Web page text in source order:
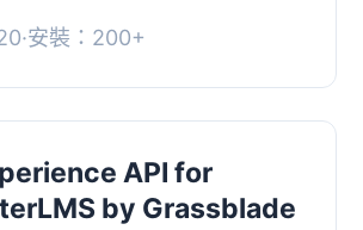
，通過與
xAPI Companion ...
·安裝：200+
API for
by Grassblade